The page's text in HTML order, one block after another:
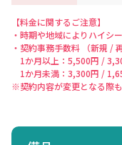
【料金に関するご注意】
・時期や地域によりハイシ
・契約事務手数料 （新規 /
1か月以上：5,500円 /
1か月未満：3,300円 /
※契約内容が変更となる際